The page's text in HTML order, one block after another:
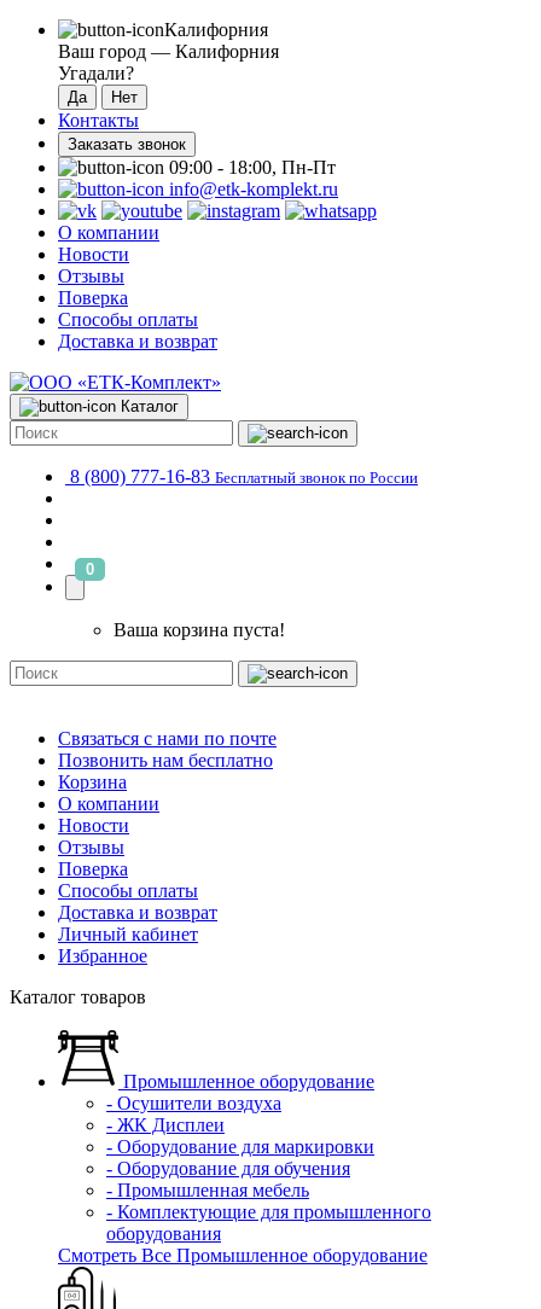
Калифорния
Ваш город — Калифорния
Угадали?
Контакты
Заказать звонок
09:00 - 18:00, Пн-Пт
info@etk-komplekt.ru
О компании
Новости
Отзывы
Поверка
Способы оплаты
Доставка и возврат
Каталог
8 (800) 777-16-83 Бесплатный звонок по России
0
Ваша корзина пуста!
Связаться с нами по почте
Позвонить нам бесплатно
Корзина
О компании
Новости
Отзывы
Поверка
Способы оплаты
Доставка и возврат
Личный кабинет
Избранное
Каталог товаров
Промышленное оборудование
- Осушители воздуха
- ЖК Дисплеи
- Оборудование для маркировки
- Оборудование для обучения
- Промышленная мебель
- Комплектующие для промышленного
оборудования
Смотреть Все Промышленное оборудование